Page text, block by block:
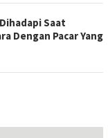
Saat
Dengan Pacar Yang